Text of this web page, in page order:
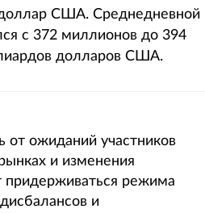
доллар США. Среднедневной
с 372 миллионов до 394
долларов США.
от ожиданий участников
и изменения
придерживаться режима
и